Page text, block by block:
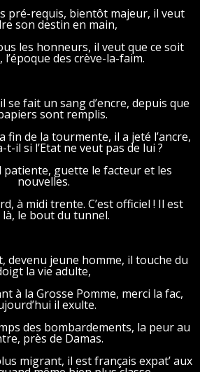
pré-requis, bientôt majeur, il veut
son destin en main,
les honneurs, il veut que ce soit
des crève-la-faim.
se fait un sang d’encre, depuis que
sont remplis.
fin de la tourmente, il a jeté l’ancre,
t-il si l’Etat ne veut pas de lui ?
patiente, guette le facteur et les
nouvelles.
à midi trente. C’est officiel ! Il est
là, le bout du tunnel.
devenu jeune homme, il touche du
la vie adulte,
à la Grosse Pomme, merci la fac,
il exulte.
des bombardements, la peur au
près de Damas.
migrant, il est français expat’ aux